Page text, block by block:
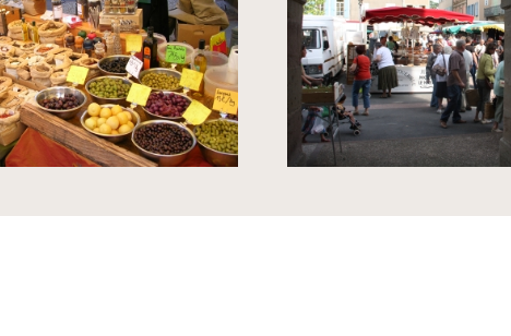
Exposition